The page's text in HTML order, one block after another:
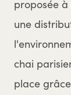
proposée
une
chai
place